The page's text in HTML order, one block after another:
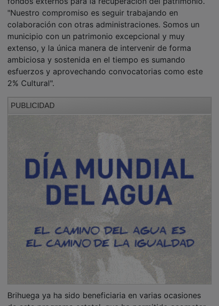
"Nuestro compromiso es seguir trabajando en
colaboración con otras administraciones. Somos un
municipio con un patrimonio excepcional y muy
extenso, y la única manera de intervenir de forma
ambiciosa y sostenida en el tiempo es sumando
esfuerzos y aprovechando convocatorias como este
2% Cultural".
de este programa estatal, que ha permitido acometer